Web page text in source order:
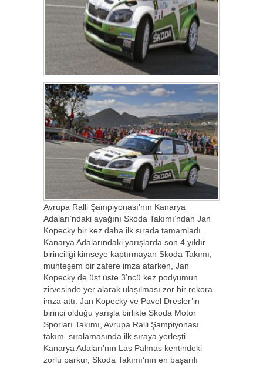
Avrupa Ralli Şampiyonası’nın Kanarya
Adaları’ndaki ayağını Skoda Takımı’ndan Jan
Kopecky bir kez daha ilk sırada tamamladı.
Kanarya Adalarındaki yarışlarda son 4 yıldır
birinciliği kimseye kaptırmayan Skoda Takımı,
muhteşem bir zafere imza atarken, Jan
Kopecky de üst üste 3’ncü kez podyumun
zirvesinde yer alarak ulaşılması zor bir rekora
imza attı. Jan Kopecky ve Pavel Dresler’in
birinci olduğu yarışla birlikte Skoda Motor
Sporları Takımı, Avrupa Ralli Şampiyonası
takım sıralamasında ilk sıraya yerleşti.
Kanarya Adaları’nın Las Palmas kentindeki
zorlu parkur, Skoda Takımı‘nın en başarılı